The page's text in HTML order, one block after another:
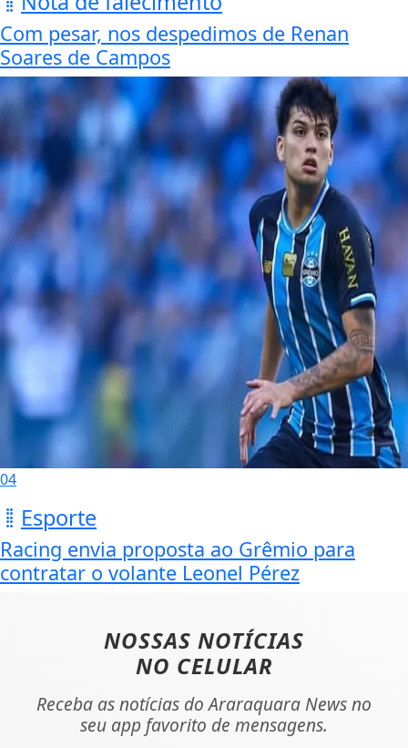
Com pesar, nos despedimos de Renan
Soares de Campos
04
Esporte
Racing envia proposta ao Grêmio para
contratar o volante Leonel Pérez
NOSSAS NOTÍCIAS
NO CELULAR
Receba as notícias do Araraquara News no
seu app favorito de mensagens.